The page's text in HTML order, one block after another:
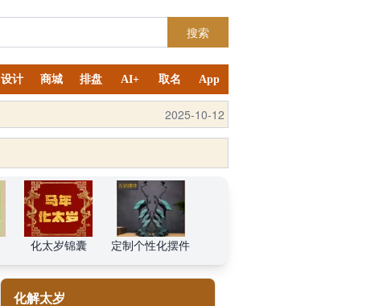
搜索
设计 商城 排盘 AI+ 取名 App
2025-10-12
化太岁锦囊 定制个性化摆件
化解太岁